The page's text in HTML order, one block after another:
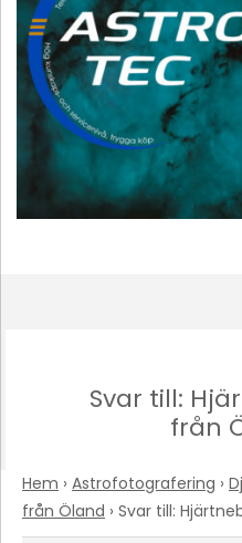
Svar till:
från
Hem › Astrofotografering ›
från Öland › Svar till: